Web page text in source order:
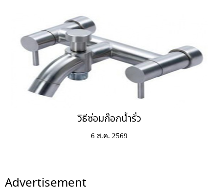
วิธีซ่อมก๊อกน้ำรั่ว
6 ส.ค. 2569
Advertisement